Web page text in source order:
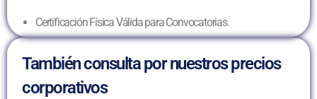
Certificación Física Válida para Convocatorias.
También consulta por nuestros precios
corporativos